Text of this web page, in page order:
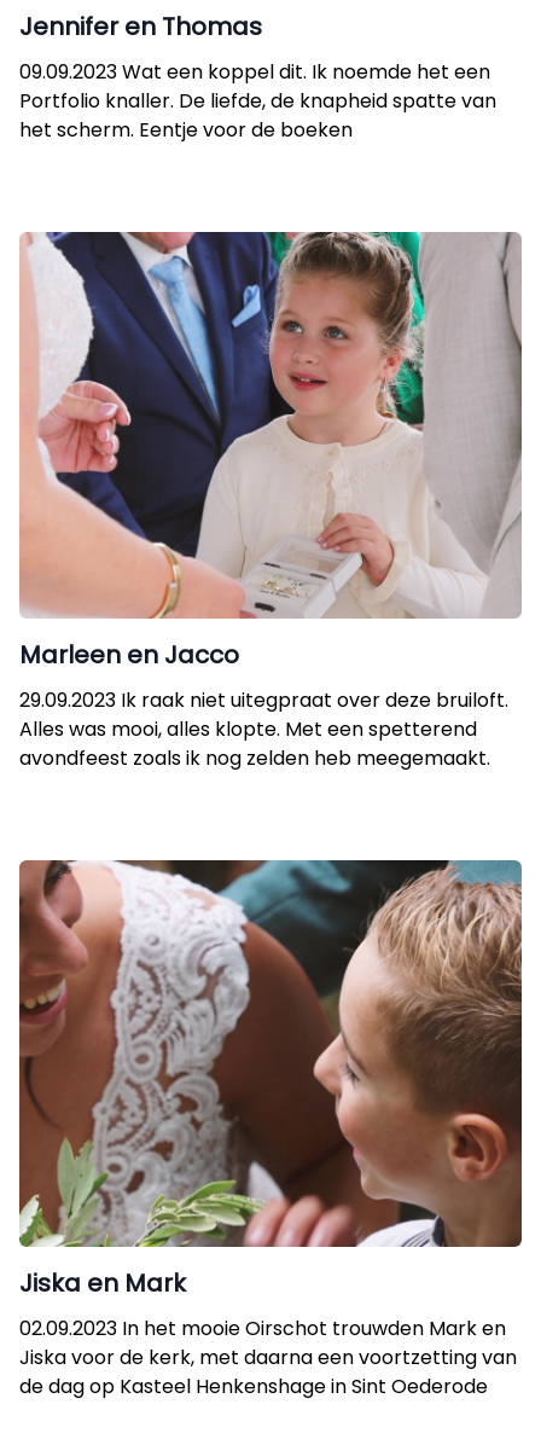
Jennifer en Thomas
09.09.2023 Wat een koppel dit. Ik noemde het een
Portfolio knaller. De liefde, de knapheid spatte van
het scherm. Eentje voor de boeken
Marleen en Jacco
29.09.2023 Ik raak niet uitegpraat over deze bruiloft.
Alles was mooi, alles klopte. Met een spetterend
avondfeest zoals ik nog zelden heb meegemaakt.
Jiska en Mark
02.09.2023 In het mooie Oirschot trouwden Mark en
Jiska voor de kerk, met daarna een voortzetting van
de dag op Kasteel Henkenshage in Sint Oederode